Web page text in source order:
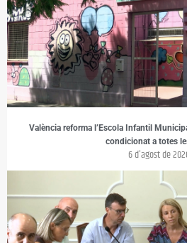
València reforma l’Escola Infantil
condicionat a totes
6 d'agost de